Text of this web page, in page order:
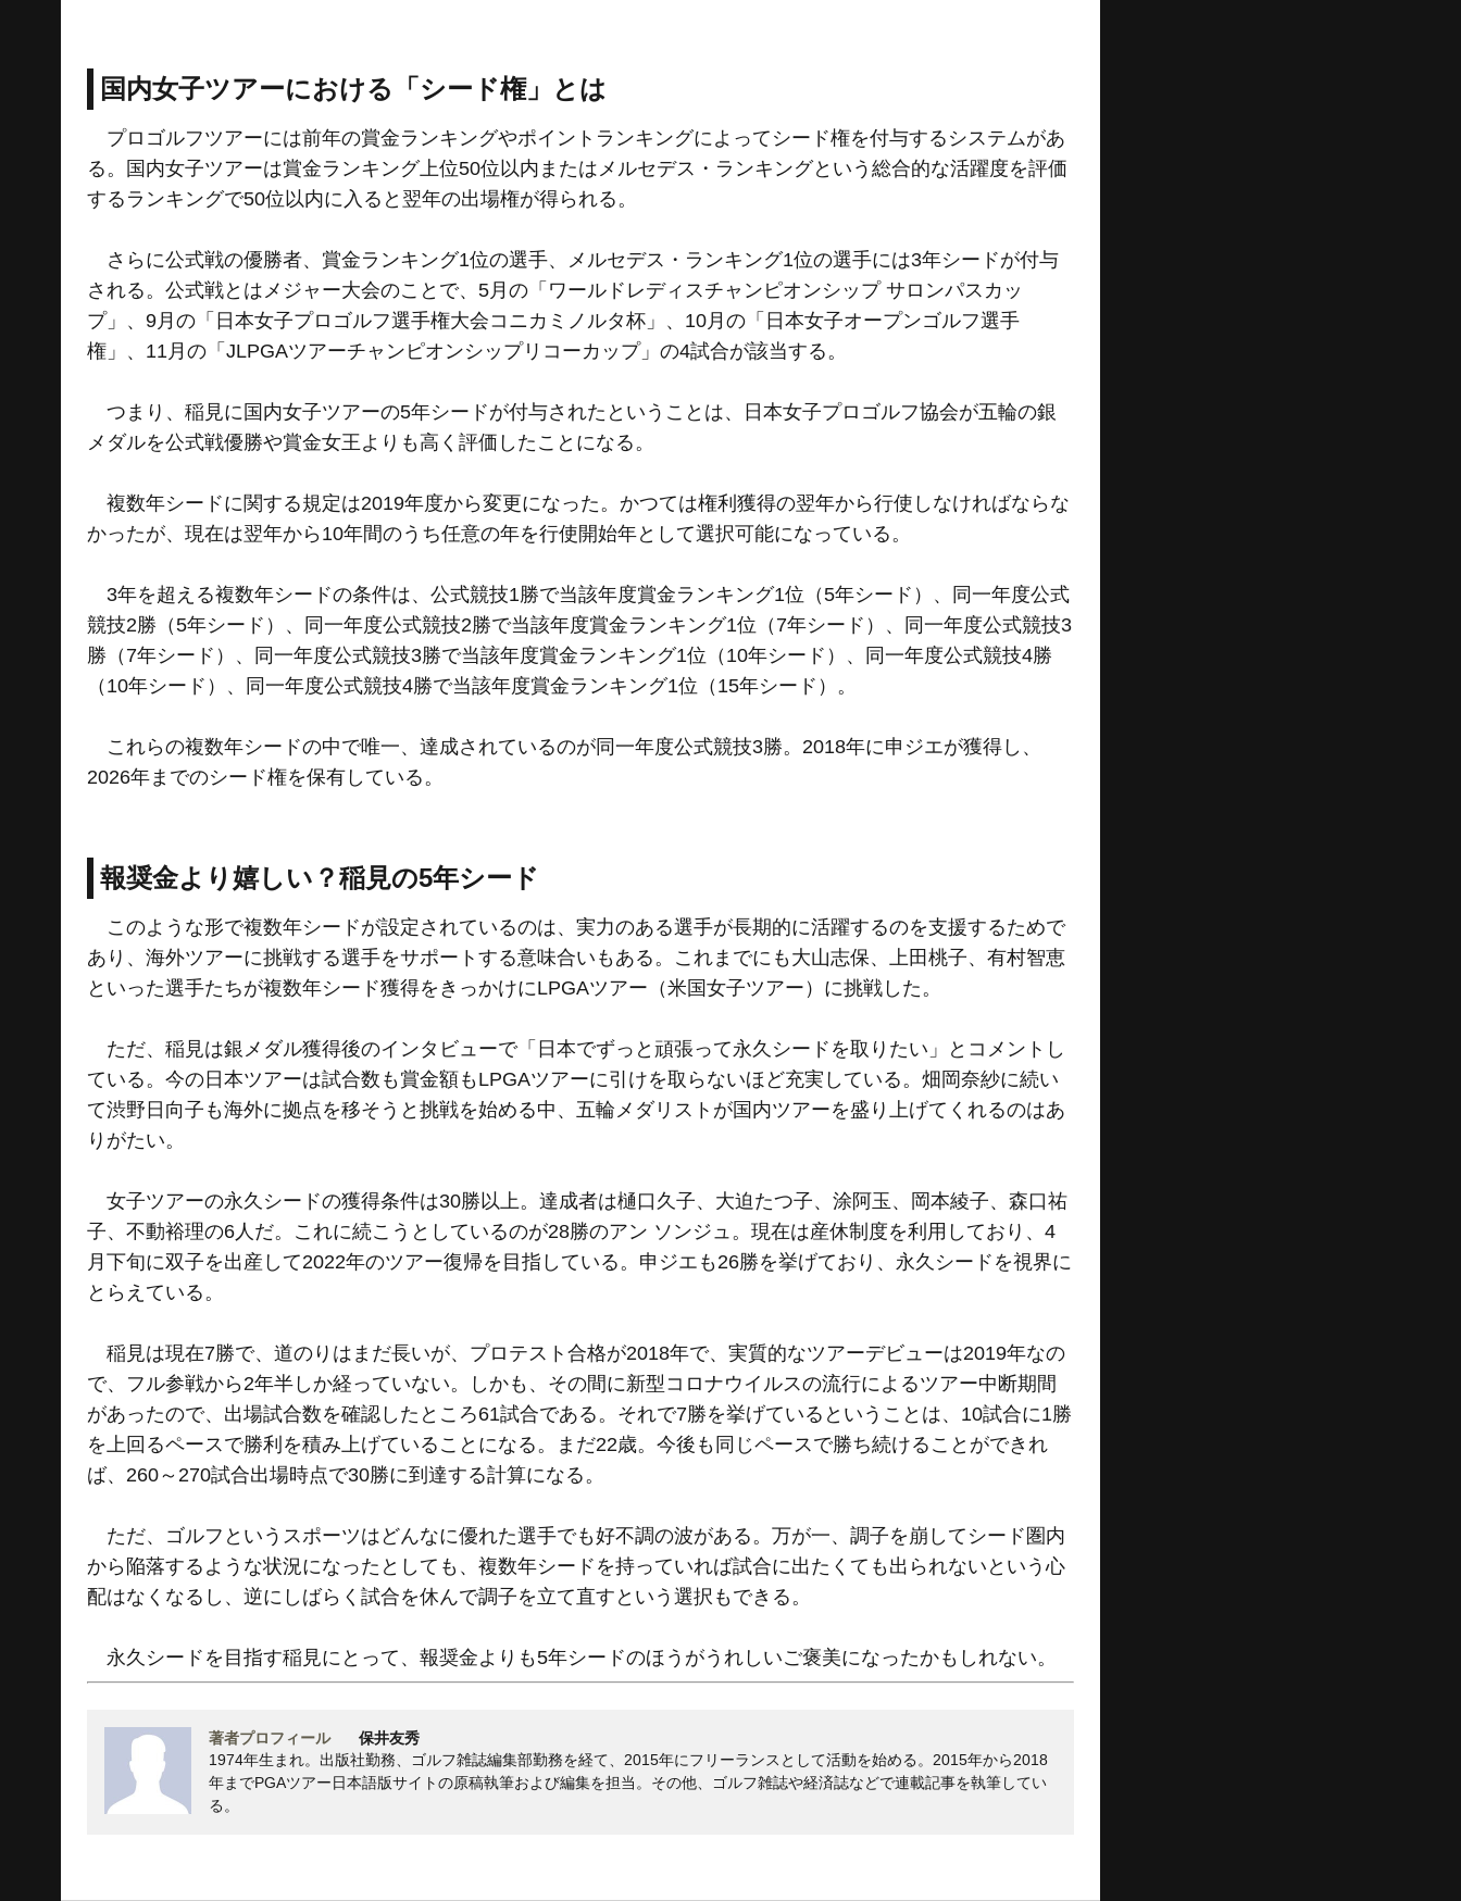
国内女子ツアーにおける「シード権」とは
プロゴルフツアーには前年の賞金ランキングやポイントランキングによってシード権を付与するシステムがあ
る。国内女子ツアーは賞金ランキング上位50位以内またはメルセデス・ランキングという総合的な活躍度を評価
するランキングで50位以内に入ると翌年の出場権が得られる。
さらに公式戦の優勝者、賞金ランキング1位の選手、メルセデス・ランキング1位の選手には3年シードが付与
される。公式戦とはメジャー大会のことで、5月の「ワールドレディスチャンピオンシップ サロンパスカッ
プ」、9月の「日本女子プロゴルフ選手権大会コニカミノルタ杯」、10月の「日本女子オープンゴルフ選手
権」、11月の「JLPGAツアーチャンピオンシップリコーカップ」の4試合が該当する。
つまり、稲見に国内女子ツアーの5年シードが付与されたということは、日本女子プロゴルフ協会が五輪の銀
メダルを公式戦優勝や賞金女王よりも高く評価したことになる。
複数年シードに関する規定は2019年度から変更になった。かつては権利獲得の翌年から行使しなければならな
かったが、現在は翌年から10年間のうち任意の年を行使開始年として選択可能になっている。
3年を超える複数年シードの条件は、公式競技1勝で当該年度賞金ランキング1位（5年シード）、同一年度公式
競技2勝（5年シード）、同一年度公式競技2勝で当該年度賞金ランキング1位（7年シード）、同一年度公式競技3
勝（7年シード）、同一年度公式競技3勝で当該年度賞金ランキング1位（10年シード）、同一年度公式競技4勝
（10年シード）、同一年度公式競技4勝で当該年度賞金ランキング1位（15年シード）。
これらの複数年シードの中で唯一、達成されているのが同一年度公式競技3勝。2018年に申ジエが獲得し、
2026年までのシード権を保有している。
報奨金より嬉しい？稲見の5年シード
このような形で複数年シードが設定されているのは、実力のある選手が長期的に活躍するのを支援するためで
あり、海外ツアーに挑戦する選手をサポートする意味合いもある。これまでにも大山志保、上田桃子、有村智恵
といった選手たちが複数年シード獲得をきっかけにLPGAツアー（米国女子ツアー）に挑戦した。
ただ、稲見は銀メダル獲得後のインタビューで「日本でずっと頑張って永久シードを取りたい」とコメントし
ている。今の日本ツアーは試合数も賞金額もLPGAツアーに引けを取らないほど充実している。畑岡奈紗に続い
て渋野日向子も海外に拠点を移そうと挑戦を始める中、五輪メダリストが国内ツアーを盛り上げてくれるのはあ
りがたい。
女子ツアーの永久シードの獲得条件は30勝以上。達成者は樋口久子、大迫たつ子、涂阿玉、岡本綾子、森口祐
子、不動裕理の6人だ。これに続こうとしているのが28勝のアン ソンジュ。現在は産休制度を利用しており、4
月下旬に双子を出産して2022年のツアー復帰を目指している。申ジエも26勝を挙げており、永久シードを視界に
とらえている。
稲見は現在7勝で、道のりはまだ長いが、プロテスト合格が2018年で、実質的なツアーデビューは2019年なの
で、フル参戦から2年半しか経っていない。しかも、その間に新型コロナウイルスの流行によるツアー中断期間
があったので、出場試合数を確認したところ61試合である。それで7勝を挙げているということは、10試合に1勝
を上回るペースで勝利を積み上げていることになる。まだ22歳。今後も同じペースで勝ち続けることができれ
ば、260～270試合出場時点で30勝に到達する計算になる。
ただ、ゴルフというスポーツはどんなに優れた選手でも好不調の波がある。万が一、調子を崩してシード圏内
から陥落するような状況になったとしても、複数年シードを持っていれば試合に出たくても出られないという心
配はなくなるし、逆にしばらく試合を休んで調子を立て直すという選択もできる。
永久シードを目指す稲見にとって、報奨金よりも5年シードのほうがうれしいご褒美になったかもしれない。
著者プロフィール
保井友秀
1974年生まれ。出版社勤務、ゴルフ雑誌編集部勤務を経て、2015年にフリーランスとして活動を始める。2015年から2018
年までPGAツアー日本語版サイトの原稿執筆および編集を担当。その他、ゴルフ雑誌や経済誌などで連載記事を執筆してい
る。